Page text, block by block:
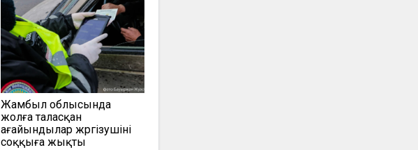
Жамбыл облысында
жолға таласқан
ағайындылар жүргізушіні
соққыға жықты